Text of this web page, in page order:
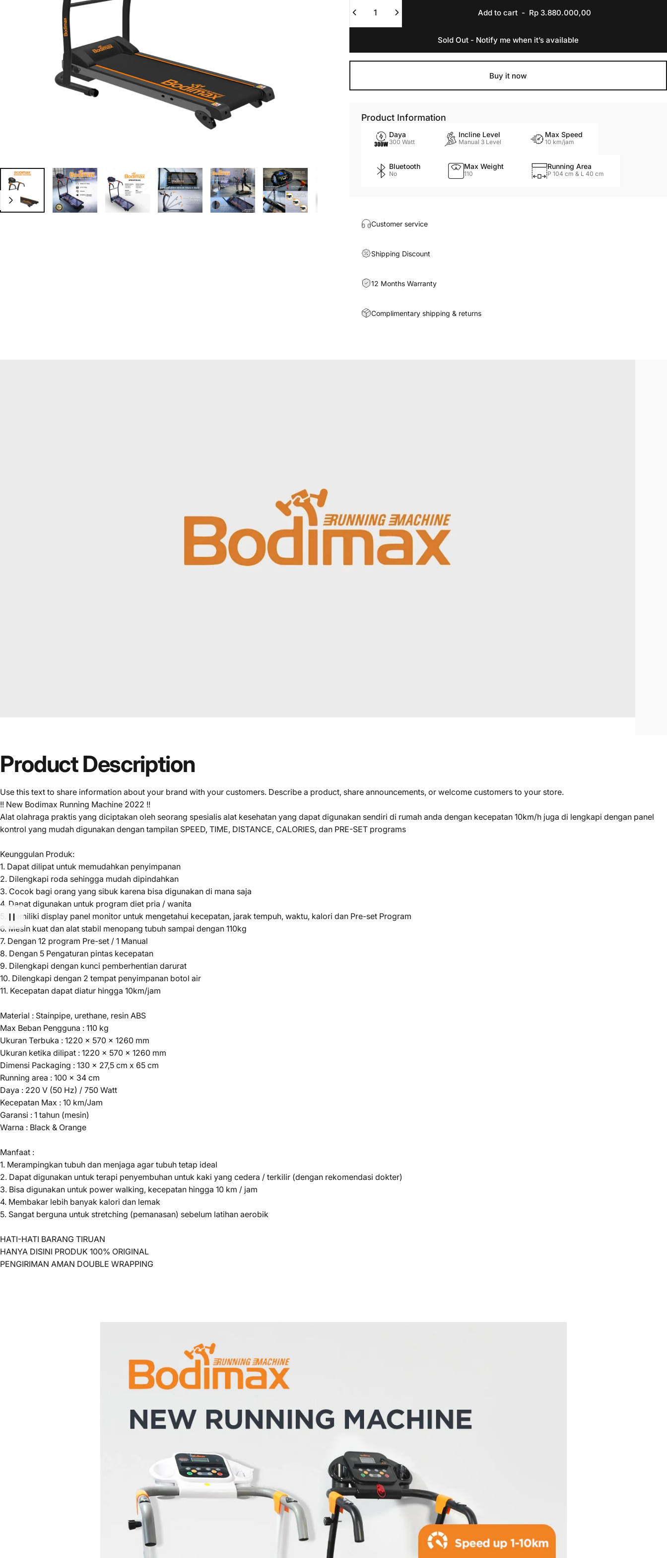
Add to cart- Rp 3.880.000,00
Sold Out - Notify me when it’s available
Buy it now
Product Information
Daya
300 Watt
Incline Level
Manual 3 Level
Max Speed
10 km/jam
Bluetooth
No
Max Weight
110
Running Area
P 104 cm & L 40 cm
Customer service
Shipping Discount
12 Months Warranty
Complimentary shipping & returns
ProductDescription
Use this text to share information about your brand with your customers. Describe a product, share announcements, or welcome customers to your store.
!! New Bodimax Running Machine 2022 !!
Alat olahraga praktis yang diciptakan oleh seorang spesialis alat kesehatan yang dapat digunakan sendiri di rumah anda dengan kecepatan 10km/h juga di lengkapi dengan panel
kontrol yang mudah digunakan dengan tampilan SPEED, TIME, DISTANCE, CALORIES, dan PRE-SET programs
Keunggulan Produk:
1. Dapat dilipat untuk memudahkan penyimpanan
2. Dilengkapi roda sehingga mudah dipindahkan
3. Cocok bagi orang yang sibuk karena bisa digunakan di mana saja
4. Dapat digunakan untuk program diet pria / wanita
5. Memiliki display panel monitor untuk mengetahui kecepatan, jarak tempuh, waktu, kalori dan Pre-set Program
6. Mesin kuat dan alat stabil menopang tubuh sampai dengan 110kg
7. Dengan 12 program Pre-set / 1 Manual
8. Dengan 5 Pengaturan pintas kecepatan
9. Dilengkapi dengan kunci pemberhentian darurat
10. Dilengkapi dengan 2 tempat penyimpanan botol air
11. Kecepatan dapat diatur hingga 10km/jam
Material : Stainpipe, urethane, resin ABS
Max Beban Pengguna : 110 kg
Ukuran Terbuka : 1220 x 570 x 1260 mm
Ukuran ketika dilipat : 1220 x 570 x 1260 mm
Dimensi Packaging : 130 x 27,5 cm x 65 cm
Running area : 100 x 34 cm
Daya : 220 V (50 Hz) / 750 Watt
Kecepatan Max : 10 km/Jam
Garansi : 1 tahun (mesin)
Warna : Black & Orange
Manfaat :
1. Merampingkan tubuh dan menjaga agar tubuh tetap ideal
2. Dapat digunakan untuk terapi penyembuhan untuk kaki yang cedera / terkilir (dengan rekomendasi dokter)
3. Bisa digunakan untuk power walking, kecepatan hingga 10 km / jam
4. Membakar lebih banyak kalori dan lemak
5. Sangat berguna untuk stretching (pemanasan) sebelum latihan aerobik
HATI-HATI BARANG TIRUAN
HANYA DISINI PRODUK 100% ORIGINAL
PENGIRIMAN AMAN DOUBLE WRAPPING